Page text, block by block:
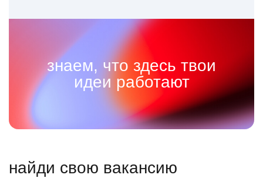
знаем, что здесь твои
идеи работают
найди свою вакансию